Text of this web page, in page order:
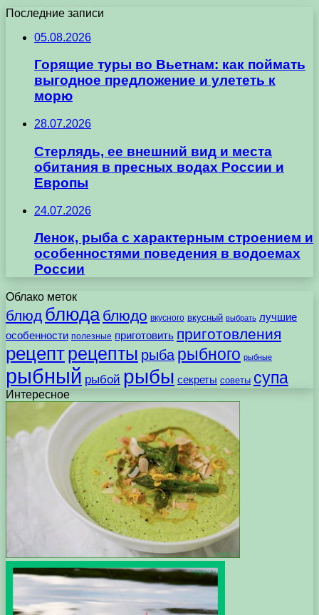
Последние записи
05.08.2026
Горящие туры во Вьетнам: как поймать
выгодное предложение и улететь к
морю
28.07.2026
Стерлядь, ее внешний вид и места
обитания в пресных водах России и
Европы
24.07.2026
Ленок, рыба с характерным строением и
особенностями поведения в водоемах
России
Облако меток
блюд блюда блюдо вкусного вкусный выбрать лучшие
особенности полезные приготовить приготовления
рецептрецепты рыба рыбного рыбные
рыбный рыбой рыбы секреты советы супа
Интересное